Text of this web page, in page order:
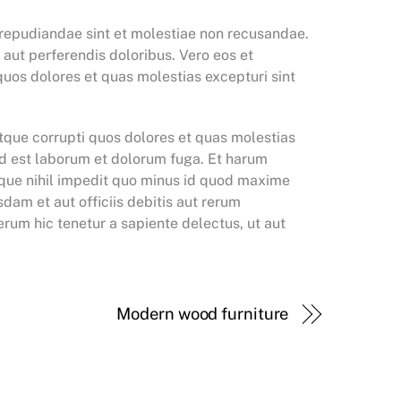
sint et molestiae non recusandae.
perferendis doloribus. Vero eos et
dolores et quas molestias excepturi sint
corrupti quos dolores et quas molestias
laborum et dolorum fuga. Et harum
nihil impedit quo minus id quod maxime
et aut officiis debitis aut rerum
hic tenetur a sapiente delectus, ut aut
Modern wood furniture